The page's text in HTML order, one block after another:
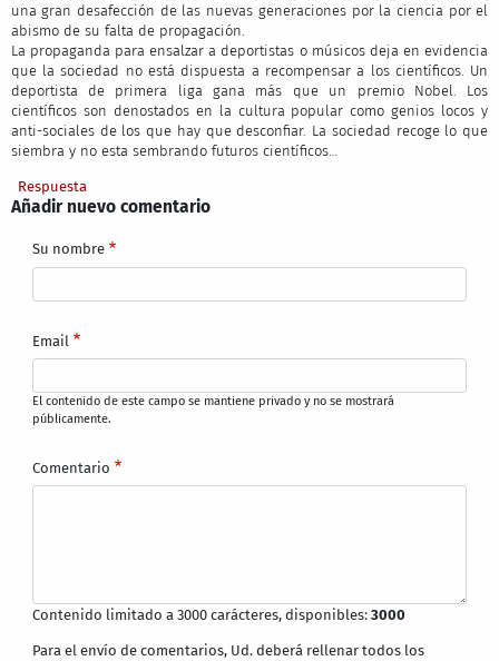
una gran desafección de las nuevas generaciones por la ciencia por el
abismo de su falta de propagación.
La propaganda para ensalzar a deportistas o músicos deja en evidencia
que la sociedad no está dispuesta a recompensar a los científicos. Un
deportista de primera liga gana más que un premio Nobel. Los
científicos son denostados en la cultura popular como genios locos y
anti-sociales de los que hay que desconfiar. La sociedad recoge lo que
siembra y no esta sembrando futuros científicos…
Respuesta
Añadir nuevo comentario
Su nombre
Email
El contenido de este campo se mantiene privado y no se mostrará
públicamente.
Comentario
Contenido limitado a 3000 carácteres, disponibles:3000
Para el envío de comentarios, Ud. deberá rellenar todos los